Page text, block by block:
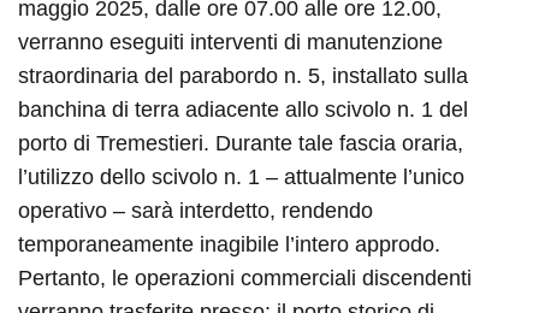
maggio 2025, dalle ore 07.00 alle ore 12.00,
verranno eseguiti interventi di manutenzione
straordinaria del parabordo n. 5, installato sulla
banchina di terra adiacente allo scivolo n. 1 del
porto di Tremestieri. Durante tale fascia oraria,
l’utilizzo dello scivolo n. 1 – attualmente l’unico
operativo – sarà interdetto, rendendo
temporaneamente inagibile l’intero approdo.
Pertanto, le operazioni commerciali discendenti